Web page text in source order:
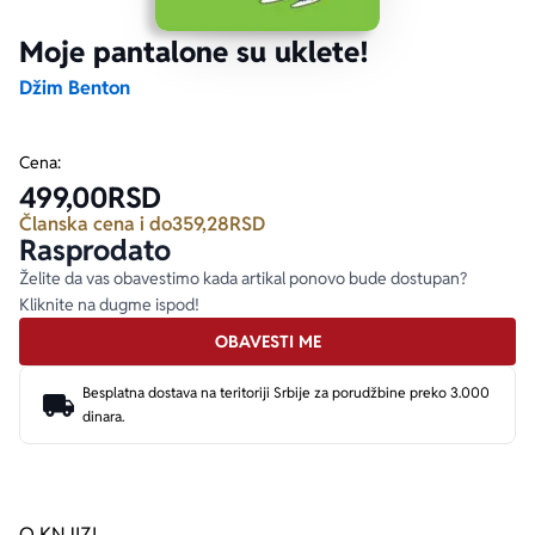
Moje pantalone su uklete!
Džim Benton
Cena:
499,00RSD
Članska cena i do359,28RSD
Rasprodato
Želite da vas obavestimo kada artikal ponovo bude dostupan?
Kliknite na dugme ispod!
OBAVESTI ME
Besplatna dostava na teritoriji Srbije za porudžbine preko 3.000
dinara.
Ekranizovane knjige
E-knjige
Autori
Poezija
Biografija
Bojan Ljubenović
Milica Jakovljević Mir-Jam
Peter Handke
Elif Šafak